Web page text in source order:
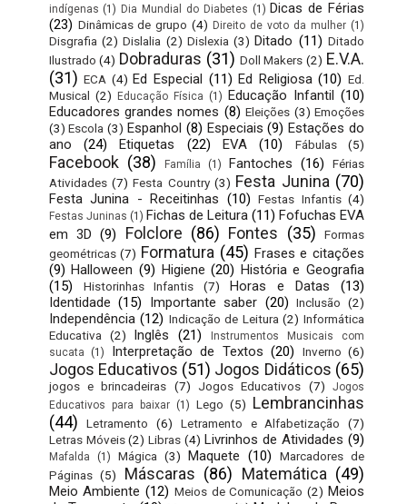
indígenas (1) Dia Mundial do Diabetes (1) Dicas de Férias
(23) Dinâmicas de grupo (4) Direito de voto da mulher (1)
Disgrafia (2) Dislalia (2) Dislexia (3) Ditado (11) Ditado
Ilustrado (4) Dobraduras (31) Doll Makers (2) E.V.A.
(31) ECA (4) Ed Especial (11) Ed Religiosa (10) Ed.
Musical (2) Educação Física (1) Educação Infantil
(10)
Educadores grandes nomes (8) Eleições (3) Emoções
(3) Escola (3) Espanhol (8) Especiais (9) Estações do
ano
(24) Etiquetas (22) EVA (10) Fábulas (5)
Facebook (38) Família (1) Fantoches (16)
Férias
Atividades (7) Festa Country (3) Festa Junina (70)
Festa Junina - Receitinhas (10) Festas Infantis (4)
Festas Juninas (1) Fichas de Leitura (11) Fofuchas EVA
em 3D (9) Folclore (86) Fontes (35)
Formas
geométricas (7) Formatura (45) Frases e citações
(9) Halloween (9) Higiene (20) História e Geografia
(15)
Historinhas Infantis (7) Horas e Datas
(13)
Identidade (15) Importante saber (20) Inclusão (2)
Independência (12) Indicação de Leitura (2) Informática
Educativa (2) Inglês (21)
Instrumentos Musicais com
sucata
(1) Interpretação de Textos (20) Inverno (6)
Jogos Educativos (51) Jogos Didáticos (65)
jogos e brincadeiras (7) Jogos Educativos (7)
Jogos
Educativos para baixar (1) Lego (5) Lembrancinhas
(44)
Letramento (6) Letramento e Alfabetização
(7)
Letras Móveis (2) Libras (4) Livrinhos de Atividades (9)
Mafalda (1) Mágica (3) Maquete (10)
Marcadores de
Páginas (5) Máscaras (86) Matemática (49)
Meio Ambiente (12) Meios de Comunicação (2) Meios